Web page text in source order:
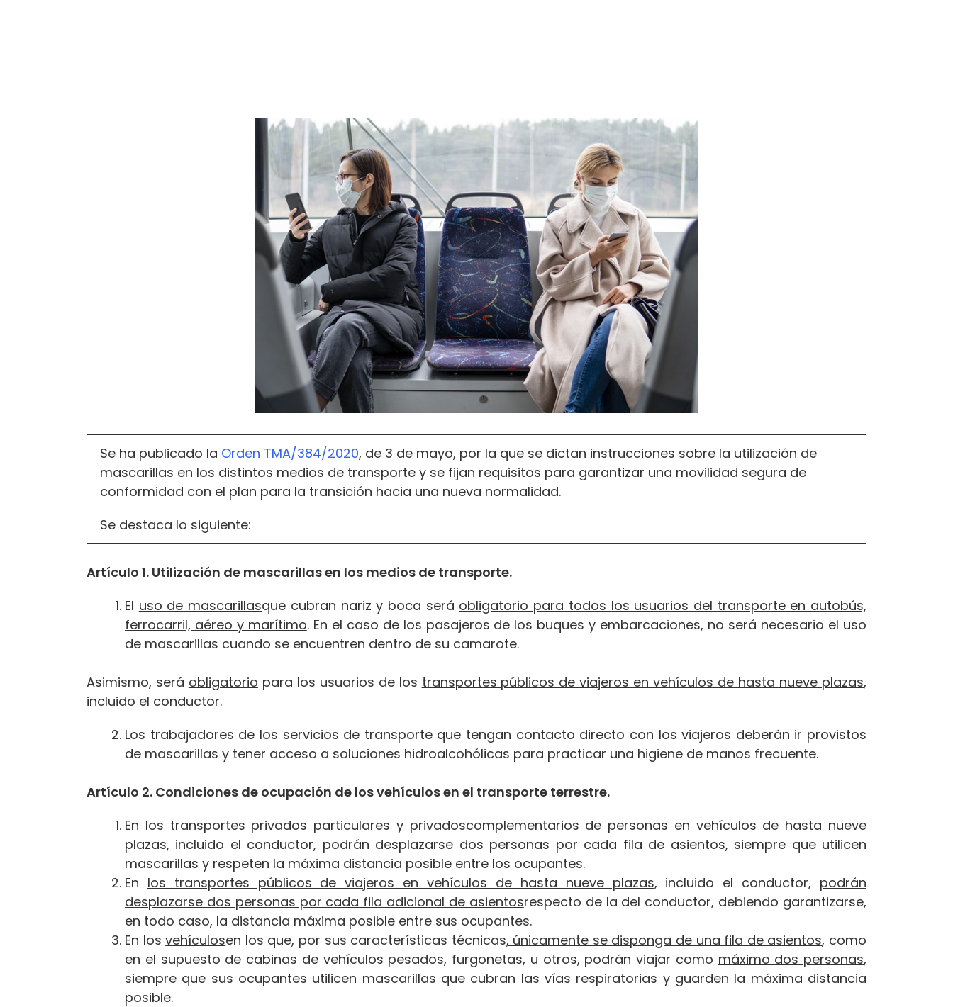
Se ha publicado la Orden TMA/384/2020, de 3 de mayo, por la que se dictan instrucciones sobre la utilización de
mascarillas en los distintos medios de transporte y se fijan requisitos para garantizar una movilidad segura de
conformidad con el plan para la transición hacia una nueva normalidad.
Se destaca lo siguiente:
Artículo 1. Utilización de mascarillas en los medios de transporte.
El uso de mascarillasque cubran nariz y boca será obligatorio para todos los usuarios del transporte en autobús,
ferrocarril, aéreo y marítimo. En el caso de los pasajeros de los buques y embarcaciones, no será necesario el uso
de mascarillas cuando se encuentren dentro de su camarote.
Asimismo, será obligatorio para los usuarios de los transportes públicos de viajeros en vehículos de hasta nueve plazas,
incluido el conductor.
Los trabajadores de los servicios de transporte que tengan contacto directo con los viajeros deberán ir provistos
de mascarillas y tener acceso a soluciones hidroalcohólicas para practicar una higiene de manos frecuente.
Artículo 2. Condiciones de ocupación de los vehículos en el transporte terrestre.
En los transportes privados particulares y privadoscomplementarios de personas en vehículos de hasta nueve
plazas, incluido el conductor, podrán desplazarse dos personas por cada fila de asientos, siempre que utilicen
mascarillas y respeten la máxima distancia posible entre los ocupantes.
En los transportes públicos de viajeros en vehículos de hasta nueve plazas, incluido el conductor, podrán
desplazarse dos personas por cada fila adicional de asientosrespecto de la del conductor, debiendo garantizarse,
en todo caso, la distancia máxima posible entre sus ocupantes.
En losvehículosen los que, por sus características técnicas, únicamente se disponga de una fila de asientos, como
en el supuesto de cabinas de vehículos pesados, furgonetas, u otros, podrán viajar como máximo dos personas,
siempre que sus ocupantes utilicen mascarillas que cubran las vías respiratorias y guarden la máxima distancia
posible.